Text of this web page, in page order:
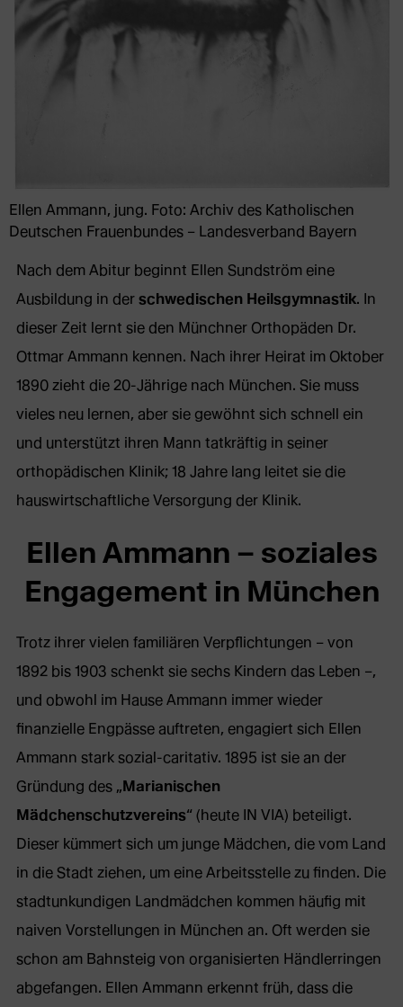
Ellen Ammann, jung. Foto: Archiv des Katholischen
Deutschen Frauenbundes – Landesverband Bayern
Nach dem Abitur beginnt Ellen Sundström eine
Ausbildung in der schwedischen Heilsgymnastik. In
dieser Zeit lernt sie den Münchner Orthopäden Dr.
Ottmar Ammann kennen. Nach ihrer Heirat im Oktober
1890 zieht die 20-Jährige nach München. Sie muss
vieles neu lernen, aber sie gewöhnt sich schnell ein
und unterstützt ihren Mann tatkräftig in seiner
orthopädischen Klinik; 18 Jahre lang leitet sie die
hauswirtschaftliche Versorgung der Klinik.
Ellen Ammann – soziales
Engagement in München
Trotz ihrer vielen familiären Verpflichtungen – von
1892 bis 1903 schenkt sie sechs Kindern das Leben –,
und obwohl im Hause Ammann immer wieder
finanzielle Engpässe auftreten, engagiert sich Ellen
Ammann stark sozial-caritativ. 1895 ist sie an der
Gründung des „ Marianischen
Mädchenschutzvereins“ (heute IN VIA) beteiligt.
Dieser kümmert sich um junge Mädchen, die vom Land
in die Stadt ziehen, um eine Arbeitsstelle zu finden. Die
stadtunkundigen Landmädchen kommen häufig mit
naiven Vorstellungen in München an. Oft werden sie
schon am Bahnsteig von organisierten Händlerringen
abgefangen. Ellen Ammann erkennt früh, dass die